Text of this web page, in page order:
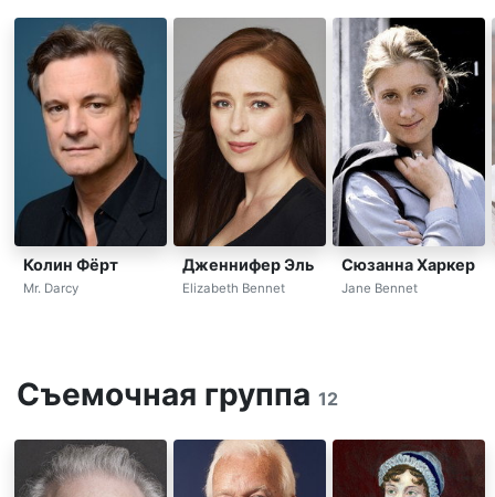
Колин Фёрт
Mr. Darcy
Дженнифер Эль
Elizabeth Bennet
Сюзанна Харкер
Jane Bennet
Съемочная группа 12